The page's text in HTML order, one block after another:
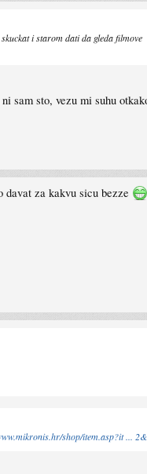
i starom dati da gleda filmove
sto, vezu mi suhu
za kakvu sicu bezze
shop/item.asp?it ...